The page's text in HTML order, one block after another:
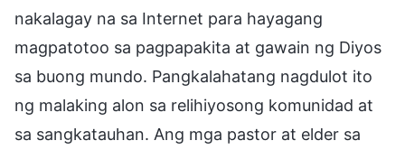
nakalagay na sa Internet para hayagang
magpatotoo sa pagpapakita at gawain ng Diyos
sa buong mundo. Pangkalahatang nagdulot ito
ng malaking alon sa relihiyosong komunidad at
sa sangkatauhan. Ang mga pastor at elder sa